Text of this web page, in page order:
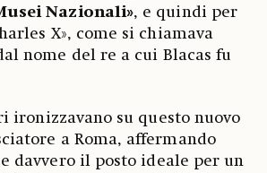
Nazionali», e quindi per
X», come si chiamava
nome del re a cui Blacas fu
ironizzavano su questo nuovo
a Roma, affermando
davvero il posto ideale per un